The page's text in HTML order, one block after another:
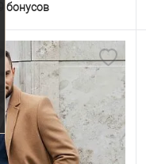
бонусов
В корзину
размеров